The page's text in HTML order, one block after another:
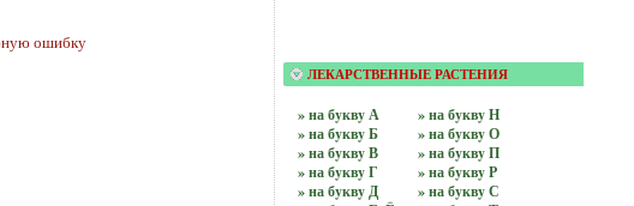
ошибку
ЛЕКАРСТВЕННЫЕ РАСТЕНИЯ
» на бyквy А
» на бyквy Б
» на бyквy В
» на бyквy Г
» на бyквy Д
» на бyквy Н
» на бyквy О
» на бyквy П
» на бyквy Р
» на бyквy С